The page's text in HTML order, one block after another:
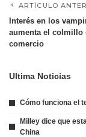
ARTÍCULO
Interés en los
aumenta el colmillo
comercio
Ultima Noticias
Cómo funciona el
Milley dice que
China